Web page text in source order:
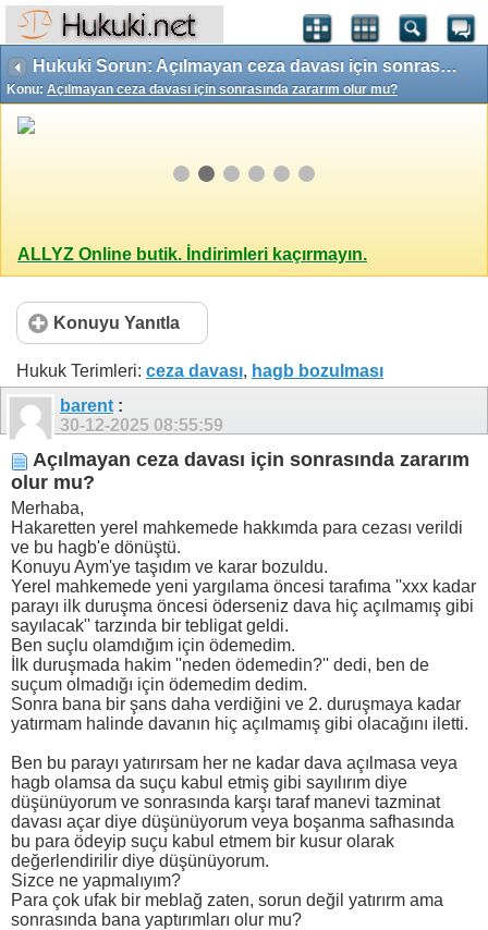
Hukuki Sorun: Açılmayan ceza davası için sonrasında zararım olur mu?
Konu: Açılmayan ceza davası için sonrasında zararım olur mu?
ALLYZ Online butik. İndirimleri kaçırmayın.
Konuyu Yanıtla
Hukuk Terimleri: ceza davası, hagb bozulması
barent :
30-12-2025 08:55:59
Açılmayan ceza davası için sonrasında zararım
olur mu?
Merhaba,
Hakaretten yerel mahkemede hakkımda para cezası verildi
ve bu hagb'e dönüştü.
Konuyu Aym'ye taşıdım ve karar bozuldu.
Yerel mahkemede yeni yargılama öncesi tarafıma ''xxx kadar
parayı ilk duruşma öncesi öderseniz dava hiç açılmamış gibi
sayılacak'' tarzında bir tebligat geldi.
Ben suçlu olamdığım için ödemedim.
İlk duruşmada hakim ''neden ödemedin?'' dedi, ben de
suçum olmadığı için ödemedim dedim.
Sonra bana bir şans daha verdiğini ve 2. duruşmaya kadar
yatırmam halinde davanın hiç açılmamış gibi olacağını iletti.
Ben bu parayı yatırırsam her ne kadar dava açılmasa veya
hagb olamsa da suçu kabul etmiş gibi sayılırım diye
düşünüyorum ve sonrasında karşı taraf manevi tazminat
davası açar diye düşünüyorum veya boşanma safhasında
bu para ödeyip suçu kabul etmem bir kusur olarak
değerlendirilir diye düşünüyorum.
Sizce ne yapmalıyım?
Para çok ufak bir meblağ zaten, sorun değil yatırırm ama
sonrasında bana yaptırımları olur mu?